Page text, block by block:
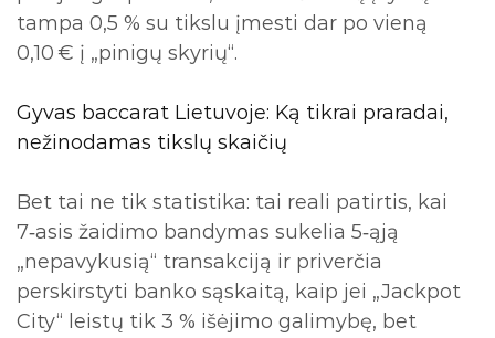
tampa 0,5 % su tikslu įmesti dar po vieną
0,10 € į „pinigų skyrių“.
Gyvas baccarat Lietuvoje: Ką tikrai praradai,
nežinodamas tikslų skaičių
Bet tai ne tik statistika: tai reali patirtis, kai
7‑asis žaidimo bandymas sukelia 5‑ąją
„nepavykusią“ transakciją ir priverčia
perskirstyti banko sąskaitą, kaip jei „Jackpot
City“ leistų tik 3 % išėjimo galimybę, bet